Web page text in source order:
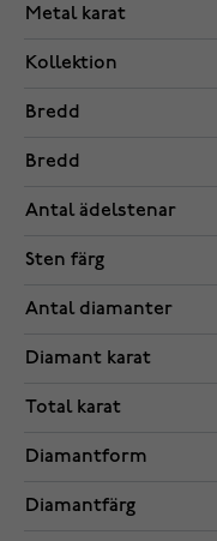
Metal karat
Kollektion
Bredd
Bredd
Antal ädelstenar
Sten färg
Antal diamanter
Diamant karat
Total karat
Diamantform
Diamantfärg